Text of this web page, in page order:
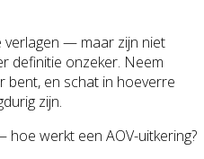
verlagen — maar zijn niet
definitie onzeker. Neem
bent, en schat in hoeverre
zijn.
werkt een AOV-uitkering?